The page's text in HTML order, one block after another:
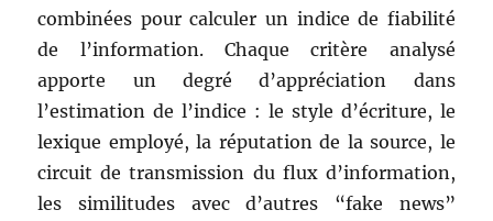
combinées pour calculer un indice de fiabilité
de l’information. Chaque critère analysé
apporte un degré d’appréciation dans
l’estimation de l’indice : le style d’écriture, le
lexique employé, la réputation de la source, le
circuit de transmission du flux d’information,
les similitudes avec d’autres “fake news”